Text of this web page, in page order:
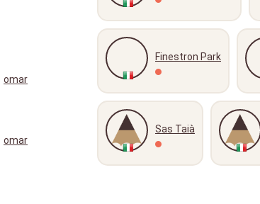
omar
omar
Finestron Park
Sas Taià